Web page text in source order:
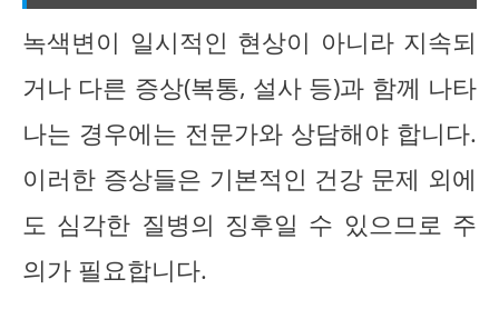
녹색변이 일시적인 현상이 아니라 지속되
거나 다른 증상(복통, 설사 등)과 함께 나타
나는 경우에는 전문가와 상담해야 합니다.
이러한 증상들은 기본적인 건강 문제 외에
도 심각한 질병의 징후일 수 있으므로 주
의가 필요합니다.